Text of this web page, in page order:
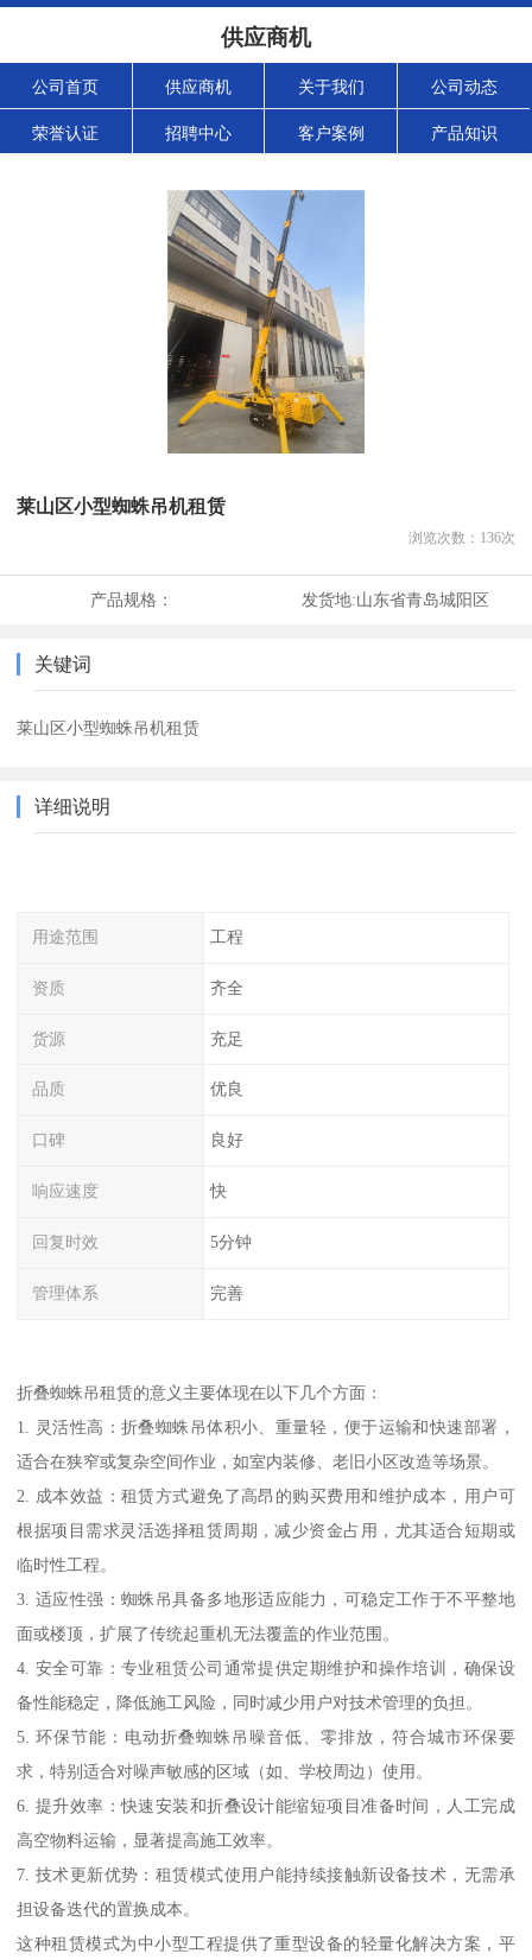
供应商机
公司首页 供应商机 关于我们 公司动态
荣誉认证 招聘中心 客户案例 产品知识
莱山区小型蜘蛛吊机租赁
浏览次数： 136次
产品规格： 发货地:山东省青岛城阳区
关键词
莱山区小型蜘蛛吊机租赁
详细说明
用途范围 工程
资质 齐全
货源 充足
品质 优良
口碑 良好
响应速度 快
回复时效 5分钟
管理体系 完善
折叠蜘蛛吊租赁的意义主要体现在以下几个方面：
1. 灵活性高：折叠蜘蛛吊体积小、重量轻，便于运输和快速部署，
适合在狭窄或复杂空间作业，如室内装修、老旧小区改造等场景。
2. 成本效益：租赁方式避免了高昂的购买费用和维护成本，用户可
根据项目需求灵活选择租赁周期，减少资金占用，尤其适合短期或
临时性工程。
3. 适应性强：蜘蛛吊具备多地形适应能力，可稳定工作于不平整地
面或楼顶，扩展了传统起重机无法覆盖的作业范围。
4. 安全可靠：专业租赁公司通常提供定期维护和操作培训，确保设
备性能稳定，降低施工风险，同时减少用户对技术管理的负担。
5. 环保节能：电动折叠蜘蛛吊噪音低、零排放，符合城市环保要
求，特别适合对噪声敏感的区域（如、学校周边）使用。
6. 提升效率：快速安装和折叠设计能缩短项目准备时间，人工完成
高空物料运输，显著提高施工效率。
7. 技术更新优势：租赁模式使用户能持续接触新设备技术，无需承
担设备迭代的置换成本。
这种租赁模式为中小型工程提供了重型设备的轻量化解决方案，平